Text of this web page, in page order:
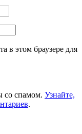
в этом браузере для
со спамом. Узнайте,
.